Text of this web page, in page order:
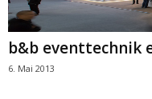
b&b eventtechnik
6. Mai 2013